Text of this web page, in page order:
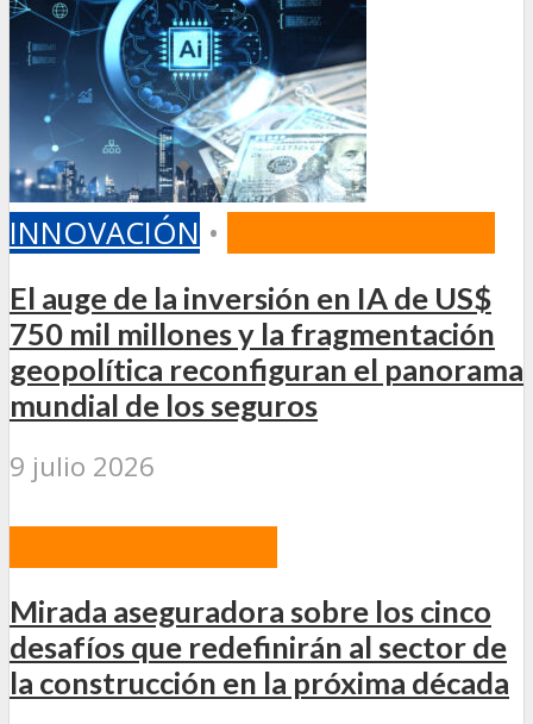
INNOVACIÓN •
El auge de la inversión en IA de US$
750 mil millones y la fragmentación
geopolítica reconfiguran el panorama
mundial de los seguros
9 julio 2026
Mirada aseguradora sobre los cinco
desafíos que redefinirán al sector de
la construcción en la próxima década